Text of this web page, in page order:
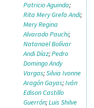
Patricio Aguinda;
Rita Mery Grefa Andi;
Mery Regina
Alvarado Pauchi;
Natanael Bolívar
Andi Díaz;Pedro
Domingo Andy
Vargas;Silvia Ivonne
Aragón Gayas;Iván
Edison Castillo
Guerrón;Luis Shilve